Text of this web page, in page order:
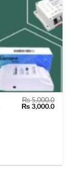
₨5,000.0
Original
price
₨3,000.0